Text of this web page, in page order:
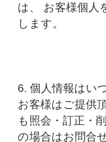
は、 お客様個人
します。
6. 個人情報はい
お客様はご提供
も照会・訂正・
の場合はお問合